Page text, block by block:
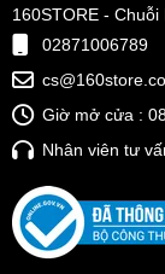
160STORE -
02871006789
Giờ mở cửa :
Nhân viên tư